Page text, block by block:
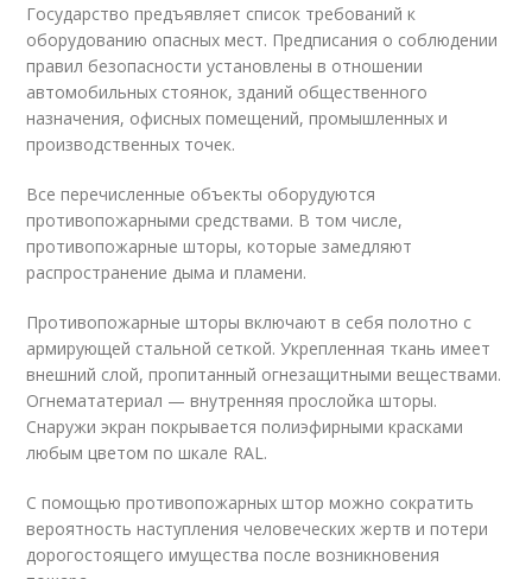
Государство предъявляет список требований к
оборудованию опасных мест. Предписания о соблюдении
правил безопасности установлены в отношении
автомобильных стоянок, зданий общественного
назначения, офисных помещений, промышленных и
производственных точек.
Все перечисленные объекты оборудуются
противопожарными средствами. В том числе,
противопожарные шторы, которые замедляют
распространение дыма и пламени.
Противопожарные шторы включают в себя полотно с
армирующей стальной сеткой. Укрепленная ткань имеет
внешний слой, пропитанный огнезащитными веществами.
Огнемататериал — внутренняя прослойка шторы.
Снаружи экран покрывается полиэфирными красками
любым цветом по шкале RAL.
С помощью противопожарных штор можно сократить
вероятность наступления человеческих жертв и потери
дорогостоящего имущества после возникновения